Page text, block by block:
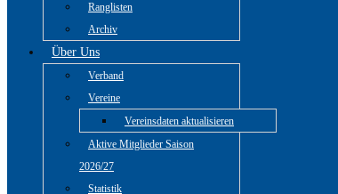
Ranglisten
Archiv
Über Uns
Verband
Vereine
Vereinsdaten aktualisieren
Aktive Mitglieder Saison
2026/27
Statistik